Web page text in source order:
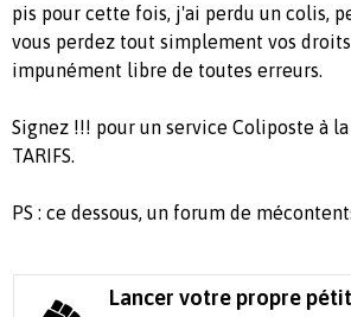
pis pour cette fois, j'ai perdu un colis,
vous perdez tout simplement vos
impunément libre de toutes erreurs.
Signez !!! pour un service Coliposte à
TARIFS.
PS : ce dessous, un forum de
Lancer votre propre